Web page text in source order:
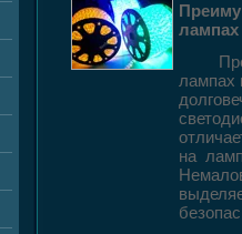
лампах
лампах
на